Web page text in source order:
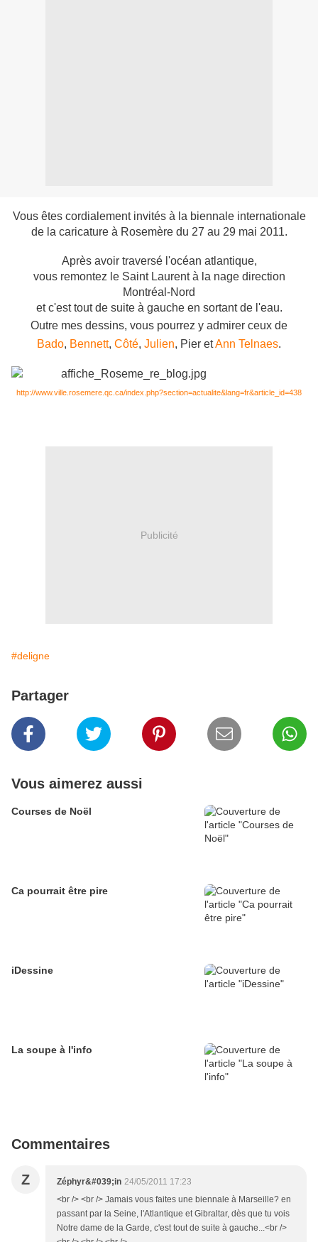
Vous êtes cordialement invités à la biennale internationale
de la caricature à Rosemère du 27 au 29 mai 2011.
Après avoir traversé l'océan atlantique,
vous remontez le Saint Laurent à la nage direction
Montréal-Nord
et c'est tout de suite à gauche en sortant de l'eau.
Outre mes dessins, vous pourrez y admirer ceux de
Bado, Bennett, Côté, Julien, Pier etAnn Telnaes.
http://www.ville.rosemere.qc.ca/index.php?section=actualite&lang=fr&article_id=438
Publicité
#deligne
Partager
Vous aimerez aussi
Courses de Noël
Ca pourrait être pire
iDessine
La soupe à l'info
Commentaires
Z Zéphyr&#039;in 24/05/2011 17:23
<br /> <br /> Jamais vous faites une biennale à Marseille? en
passant par la Seine, l'Atlantique et Gibraltar, dès que tu vois
Notre dame de la Garde, c'est tout de suite à gauche...<br />